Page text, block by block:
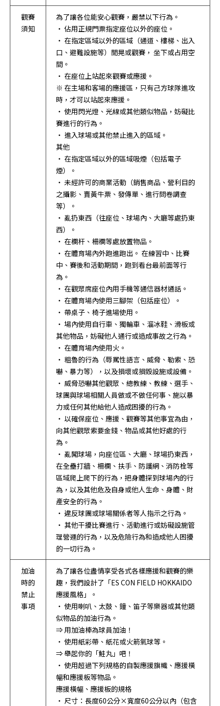
觀賽
須知
為了讓各位能安心觀賽，嚴禁以下行為。
・ 佔用正規門票指定座位以外的座位。
・ 在指定區域以外的區域（通道、樓梯、出入
口、避難設施等）閒晃或觀賽， 坐下或占用空
間。
・ 在座位上站起來觀賽或應援。
※ 在主場和客場的應援區，只有己方球隊進攻
時，才可以站起來應援。
・ 使用閃光燈、光線或其他類似物品，妨礙比
賽進行的行為。
・ 進入球場或其他禁止進入的區域。
其他
・ 在指定區域以外的區域吸煙（包括電子
煙）。
・ 未經許可的商業活動（銷售商品、營利目的
之攝影、賣黃牛票、發傳單、進行問卷調查
等）。
・ 亂扔東西（往座位、球場內、大廳等處扔東
西）。
・ 在欄杆、柵欄等處放置物品。
・ 在體育場內外跑進跑出。 在練習中、比賽
中、賽後和活動期間，跑到看台最前面等行
為。
・ 在觀眾席座位內用手機等通信器材通話。
・ 在體育場內使用三腳架（包括座位）。
・ 帶桌子、椅子進場使用。
・ 場內使用自行車、獨輪車、溜冰鞋、滑板或
其他物品，妨礙他人通行或造成事故之行為。
・ 在體育場內使用火。
・ 粗魯的行為（辱罵性語言、威脅、勒索、恐
嚇、暴力等），以及損壞或損毀設施或設備。
・ 威脅恐嚇其他觀眾、總教練、教練、選手、
球團與球場相關人員做或不做任何事、施以暴
力或任何其他給他人造成困擾的行為。
・ 以確保座位、應援、觀賽等其他事宜為由，
向其他觀眾索要金錢、物品或其他好處的行
為。
・ 亂闖球場，向座位區、大廳、球場扔東西，
在全壘打牆、柵欄、扶手、防護網、消防栓等
區域爬上爬下的行為，把身體探到球場內的行
為，以及其他危及自身或他人生命、身體、財
產安全的行為。
・ 違反球團或球場關係者等人指示之行為。
・ 其他干擾比賽進行、活動進行或妨礙設施管
理營運的行為，以及危險行為和造成他人困擾
的一切行為。
加油
時的
禁止
事項
為了讓各位盡情享受各式各樣應援和觀賽的樂
趣，我們設計了「ES CON FIELD HOKKAIDO
應援風格」。
・ 使用喇叭、太鼓、鐘、笛子等樂器或其他類
似物品的加油行為。
⇒ 用加油棒為球員加油！
・ 使用紙彩帶、紙花或火箭氣球等。
⇒ 舉起你的「鮭丸」吧！
・ 使用超過下列規格的自製應援旗幟、應援橫
幅和應援板等物品。
應援橫幅、應援板的規格
・ 尺寸：長度60公分×寬度60公分以內（包含